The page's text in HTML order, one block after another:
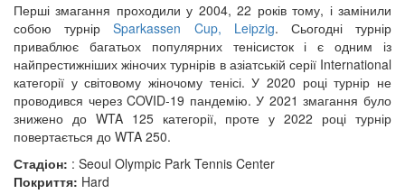
Перші змагання проходили у 2004, 22 років тому, і замінили
собою турнірSparkassen Cup, Leipzig. Сьогодні турнір
приваблює багатьох популярних тенісисток і є одним із
найпрестижніших жіночих турнірів в азіатській серії International
категорії у світовому жіночому тенісі. У 2020 році турнір не
проводився через COVID-19 пандемію. У 2021 змагання було
знижено до WTA 125 категорії, проте у 2022 році турнір
повертається до WTA 250.
Стадіон: : Seoul Olympic Park Tennis Center
Покриття: Hard